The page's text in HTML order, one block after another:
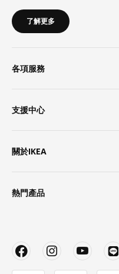
了解更多
各項服務
支援中心
關於IKEA
熱門產品